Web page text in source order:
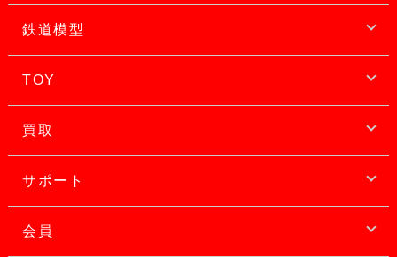
鉄道模型
TOY
買取
サポート
会員